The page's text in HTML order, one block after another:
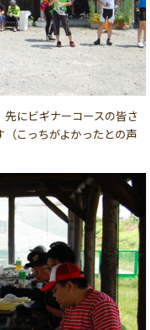
にビギナーコースの皆さ
こっちがよかったとの声